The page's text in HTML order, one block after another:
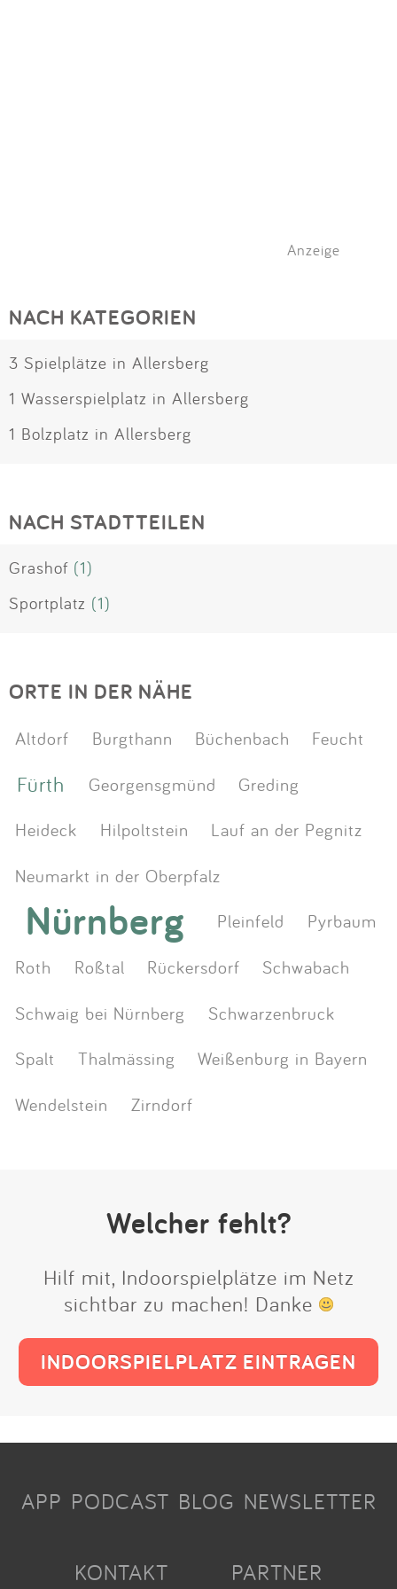
Anzeige
NACH KATEGORIEN
3 Spielplätze in Allersberg
1 Wasserspielplatz in Allersberg
1 Bolzplatz in Allersberg
NACH STADTTEILEN
Grashof (1)
Sportplatz (1)
ORTE IN DER NÄHE
Altdorf Burgthann Büchenbach Feucht
Fürth Georgensgmünd
Greding
Heideck
Hilpoltstein
Lauf an der Pegnitz
Neumarkt in der Oberpfalz
Nürnberg Pleinfeld
Pyrbaum
Roth
Roßtal Rückersdorf
Schwabach
Schwaig bei Nürnberg
Schwarzenbruck
Spalt
Thalmässing
Weißenburg in Bayern
Wendelstein
Zirndorf
Welcher fehlt?
Hilf mit, Indoorspielplätze im Netz
sichtbar zu machen! Danke
INDOORSPIELPLATZ EINTRAGEN
APP PODCAST BLOG NEWSLETTER
KONTAKT PARTNER